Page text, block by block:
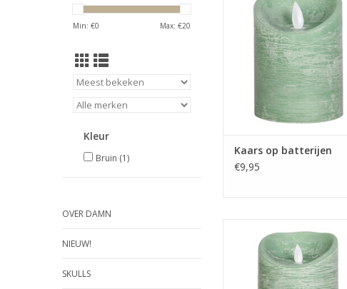
Min: €0 Max: €20
Kleur
Bruin (1)
OVER DAMN
NIEUW!
SKULLS
TOEVOEGEN AAN
Kaars op batterijen
€9,95
Kleur groen
TOEVOEGEN AAN